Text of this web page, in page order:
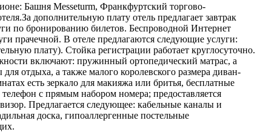
Башня Messeturm, Франкфуртский торгово-
дополнительную плату отель предлагает завтрак
по бронированию билетов. Беспроводной Интернет
прачечной. В отеле предлагаются следующие услуги:
плату). Стойка регистрации работает круглосуточно.
включают: пружинный ортопедический матрас, а
отдыха, а также малого королевского размера диван-
есть зеркало для макияжа или бритья, бесплатные
с прямым набором номера; предоставляется
Предлагается следующее: кабельные каналы и
доска, гипоаллергенные постельные